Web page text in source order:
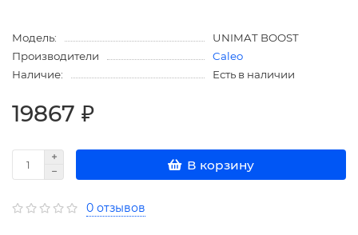
Модель:
UNIMAT BOOST
Производители
Caleo
Наличие:
Есть в наличии
19867 ₽
В корзину
0 отзывов